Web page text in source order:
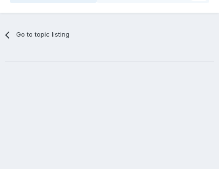
Go to topic listing